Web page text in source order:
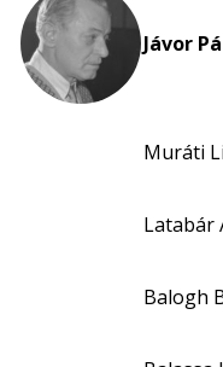
Jávor
Muráti
Latabár
Balogh